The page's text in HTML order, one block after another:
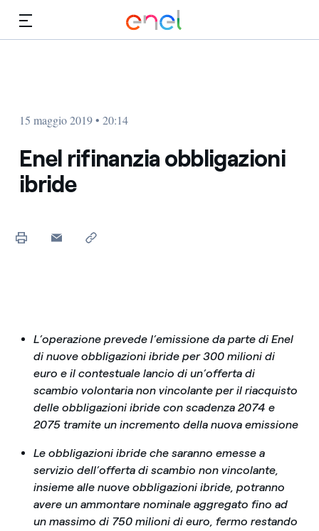
15 maggio 2019 • 20:14
Enel rifinanzia obbligazioni
ibride
L’operazione prevede l’emissione da parte di Enel
di nuove obbligazioni ibride per 300 milioni di
euro e il contestuale lancio di un’offerta di
scambio volontaria non vincolante per il riacquisto
delle obbligazioni ibride con scadenza 2074 e
2075 tramite un incremento della nuova emissione
Le obbligazioni ibride che saranno emesse a
servizio dell’offerta di scambio non vincolante,
insieme alle nuove obbligazioni ibride, potranno
avere un ammontare nominale aggregato fino ad
un massimo di 750 milioni di euro, fermo restando